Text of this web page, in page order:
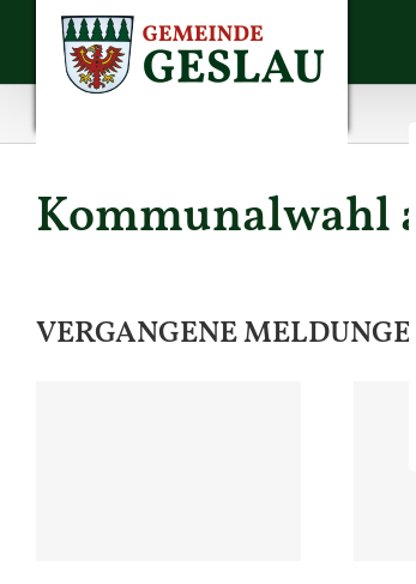
content
Kommunalwahl
VERGANGENE